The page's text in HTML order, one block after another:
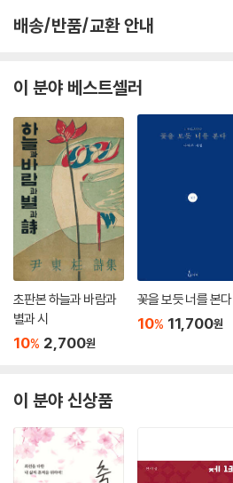
배송/반품/교환 안내
이 분야 베스트셀러
초판본 하늘과 바람과
별과 시
10% 2,700원
꽃을 보듯 너를 본다
10% 11,700원
이 분야 신상품